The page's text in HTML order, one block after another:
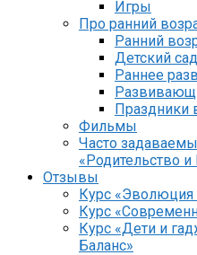
Игры
Про ранний
Ранний
Детский сад
Раннее
Праздники
Фильмы
Часто
«Родительство и
Отзывы
Курс «Эволюция
Курс
Курс «Дети и
Баланс»